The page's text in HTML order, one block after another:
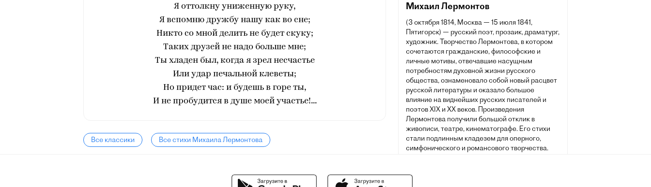
Я оттолкну униженную руку,
Я вспомню дружбу нашу как во сне;
Никто со мной делить не будет скуку;
Таких друзей не надо больше мне;
Ты хладен был, когда я зрел несчастье
Или удар печальной клеветы;
Но придет час: и будешь в горе ты,
И не пробудится в душе моей участье!...
Все классики Все стихи Михаила Лермонтова
Михаил Лермонтов
(3 октября 1814, Москва — 15 июля 1841,
Пятигорск) — русский поэт, прозаик, драматург,
художник. Творчество Лермонтова, в котором
сочетаются гражданские, философские и
личные мотивы, отвечавшие насущным
потребностям духовной жизни русского
общества, ознаменовало собой новый расцвет
русской литературы и оказало большое
влияние на виднейших русских писателей и
поэтов XIX и XX веков. Произведения
Лермонтова получили большой отклик в
живописи, театре, кинематографе. Его стихи
стали подлинным кладезем для оперного,
симфонического и романсового творчества.